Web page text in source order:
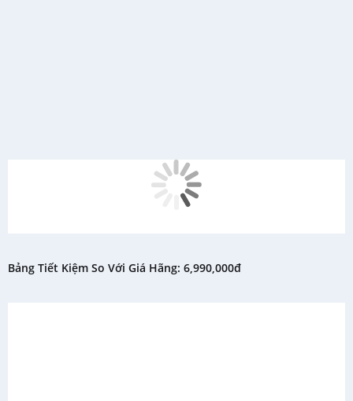
Bảng Tiết Kiệm So Với Giá Hãng: 6,990,000đ